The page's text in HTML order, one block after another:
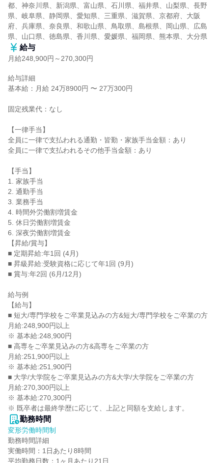
都、神奈川県、新潟県、富山県、石川県、福井県、山梨県、長野
県、岐阜県、静岡県、愛知県、三重県、滋賀県、京都府、大阪
府、兵庫県、奈良県、和歌山県、鳥取県、島根県、岡山県、広島
県、山口県、徳島県、香川県、愛媛県、福岡県、熊本県、大分県
給与
月給248,900円～270,300円
給与詳細
基本給：月給 24万8900円 〜 27万300円
固定残業代：なし
【一律手当】
全員に一律で支払われる通勤・皆勤・家族手当金額：あり
全員に一律で支払われるその他手当金額：あり
【手当】
1. 家族手当
2. 通勤手当
3. 業務手当
4. 時間外労働割増賃金
5. 休日労働割増賃金
6. 深夜労働割増賃金
【昇給/賞与】
■ 定期昇給:年1回 (4月)
■ 昇級昇給:受験資格に応じて年1回 (9月)
■ 賞与:年2回 (6月/12月)
給与例
【給与】
■ 短大/専門学校をご卒業見込みの方&短大/専門学校をご卒業の方
月給:248,900円以上
※ 基本給:248,900円
■ 高専をご卒業見込みの方&高専をご卒業の方
月給:251,900円以上
※ 基本給:251,900円
■ 大学/大学院をご卒業見込みの方&大学/大学院をご卒業の方
月給:270,300円以上
※ 基本給:270,300円
※ 既卒者は最終学歴に応じて、上記と同額を支給します。
勤務時間
変形労働時間制
勤務時間詳細
実働時間：1日あたり8時間
平均勤務日数：1ヶ月あたり21日